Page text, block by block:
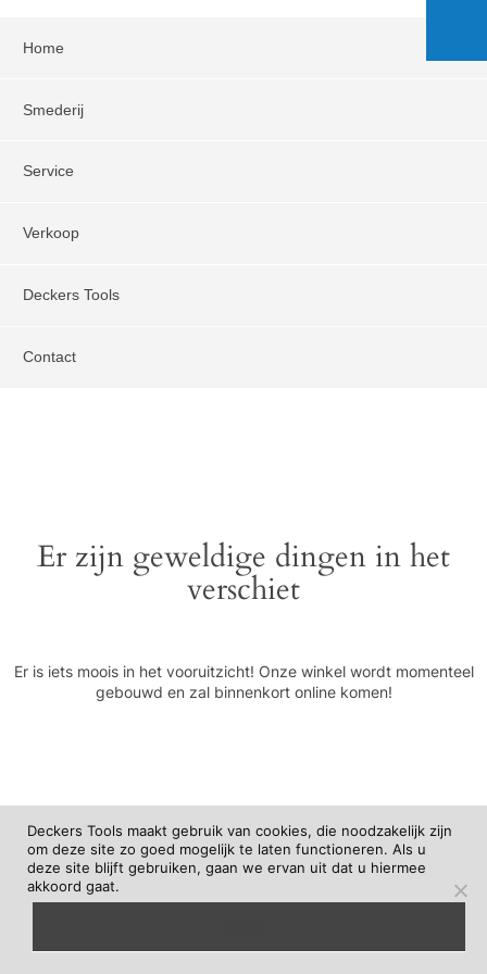
Home
Smederij
Service
Verkoop
Deckers Tools
Contact
Er zijn geweldige dingen in het
verschiet
Er is iets moois in het vooruitzicht! Onze winkel wordt momenteel
gebouwd en zal binnenkort online komen!
Deckers Tools maakt gebruik van cookies, die noodzakelijk zijn
om deze site zo goed mogelijk te laten functioneren. Als u
deze site blijft gebruiken, gaan we ervan uit dat u hiermee
akkoord gaat.